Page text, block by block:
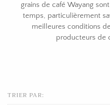
grains de café Wayang
temps, particulièrement
meilleures conditions
producteurs de
TRIER PAR: